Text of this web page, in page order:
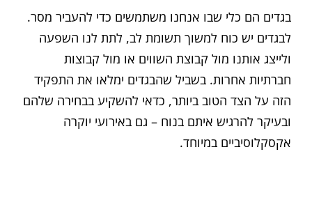
בגדים הם כלי שבו אנחנו משתמשים כדי להעביר מסר.
לבגדים יש כוח למשוך תשומת לב, לתת לנו השפעה
ולייצג אותנו מול קבוצת השווים או מול קבוצות
חברתיות אחרות. בשביל שהבגדים ימלאו את התפקיד
הזה על הצד הטוב ביותר, כדאי להשקיע בבחירה שלהם
ובעיקר להרגיש איתם בנוח – גם באירועי יוקרה
אקסקלוסיביים במיוחד.